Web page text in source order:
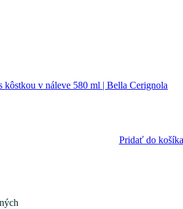
kôstkou v náleve 580 ml | Bella Cerignola
Pridať do košíka